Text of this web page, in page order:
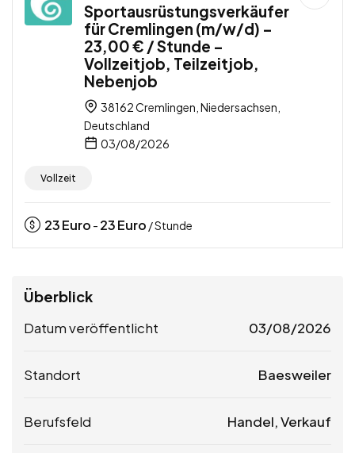
Sportausrüstungsverkäufer
für Cremlingen (m/w/d) –
23,00 € / Stunde –
Vollzeitjob, Teilzeitjob,
Nebenjob
38162 Cremlingen, Niedersachsen,
Deutschland
03/08/2026
Vollzeit
23Euro - 23Euro / Stunde
Überblick
Datum veröffentlicht 03/08/2026
Standort Baesweiler
Berufsfeld Handel, Verkauf